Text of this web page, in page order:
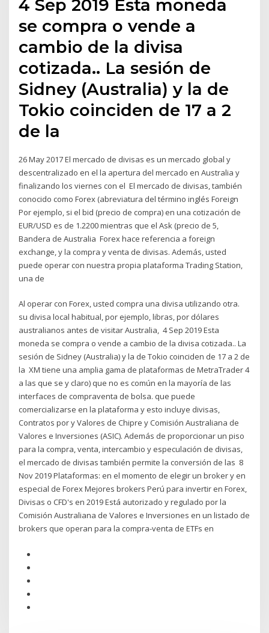
4 Sep 2019 Esta moneda
se compra o vende a
cambio de la divisa
cotizada.. La sesión de
Sidney (Australia) y la de
Tokio coinciden de 17 a 2
de la
26 May 2017 El mercado de divisas es un mercado global y
descentralizado en el la apertura del mercado en Australia y
finalizando los viernes con el El mercado de divisas, también
conocido como Forex (abreviatura del término inglés Foreign
Por ejemplo, si el bid (precio de compra) en una cotización de
EUR/USD es de 1.2200 mientras que el Ask (precio de 5,
Bandera de Australia Forex hace referencia a foreign
exchange, y la compra y venta de divisas. Además, usted
puede operar con nuestra propia plataforma Trading Station,
una de
Al operar con Forex, usted compra una divisa utilizando otra.
su divisa local habitual, por ejemplo, libras, por dólares
australianos antes de visitar Australia, 4 Sep 2019 Esta
moneda se compra o vende a cambio de la divisa cotizada.. La
sesión de Sidney (Australia) y la de Tokio coinciden de 17 a 2 de
la XM tiene una amplia gama de plataformas de MetraTrader 4
a las que se y claro) que no es común en la mayoría de las
interfaces de compraventa de bolsa. que puede
comercializarse en la plataforma y esto incluye divisas,
Contratos por y Valores de Chipre y Comisión Australiana de
Valores e Inversiones (ASIC). Además de proporcionar un piso
para la compra, venta, intercambio y especulación de divisas,
el mercado de divisas también permite la conversión de las 8
Nov 2019 Plataformas: en el momento de elegir un broker y en
especial de Forex Mejores brokers Perú para invertir en Forex,
Divisas o CFD's en 2019 Está autorizado y regulado por la
Comisión Australiana de Valores e Inversiones en un listado de
brokers que operan para la compra-venta de ETFs en